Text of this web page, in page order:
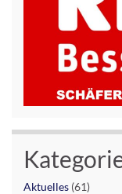
Aktuelles (61)